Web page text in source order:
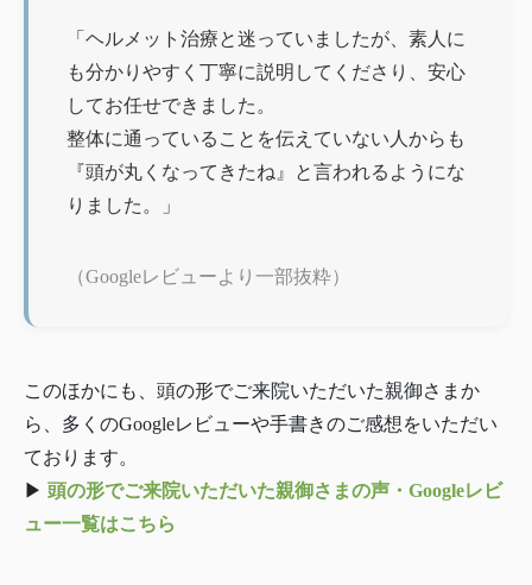
「ヘルメット治療と迷っていましたが、素人に
も分かりやすく丁寧に説明してくださり、安心
してお任せできました。
整体に通っていることを伝えていない人からも
『頭が丸くなってきたね』と言われるようにな
りました。」
（Googleレビューより一部抜粋）
このほかにも、頭の形でご来院いただいた親御さまか
ら、多くのGoogleレビューや手書きのご感想をいただい
ております。
▶︎ 頭の形でご来院いただいた親御さまの声・Googleレビ
ュー一覧はこちら